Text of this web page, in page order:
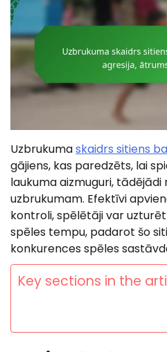
Uzbrukumaskaidrs sitiens
gājiens, kas paredzēts, lai
laukuma aizmuguri, tādējādi
uzbrukumam. Efektīvi
kontroli, spēlētāji var
spēles tempu, padarot šo
konkurences spēles
Key sections in the